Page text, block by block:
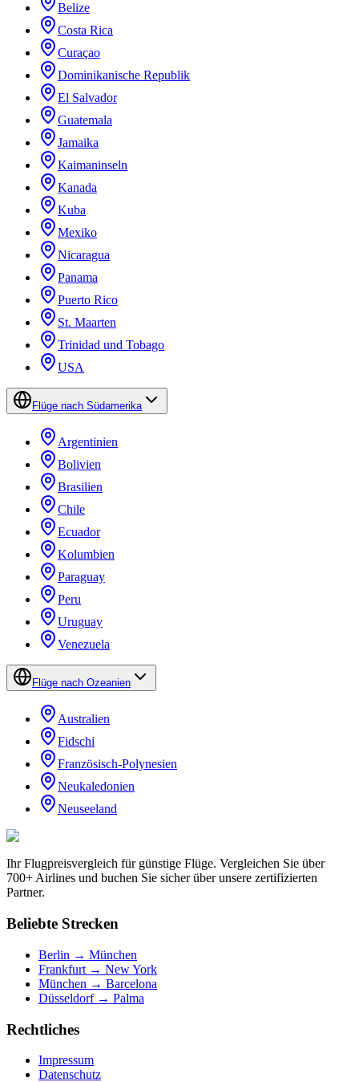
Belize
Costa Rica
Curaçao
Dominikanische Republik
El Salvador
Guatemala
Jamaika
Kaimaninseln
Kanada
Kuba
Mexiko
Nicaragua
Panama
Puerto Rico
St. Maarten
Trinidad und Tobago
USA
Flüge nach Südamerika
Argentinien
Bolivien
Brasilien
Chile
Ecuador
Kolumbien
Paraguay
Peru
Uruguay
Venezuela
Flüge nach Ozeanien
Australien
Fidschi
Französisch-Polynesien
Neukaledonien
Neuseeland
Ihr Flugpreisvergleich für günstige Flüge. Vergleichen Sie über
700+ Airlines und buchen Sie sicher über unsere zertifizierten
Partner.
Beliebte Strecken
Berlin → München
Frankfurt → New York
München → Barcelona
Düsseldorf → Palma
Rechtliches
Impressum
Datenschutz